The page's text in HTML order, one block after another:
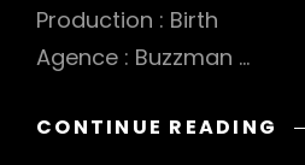
Production : Birth
Agence : Buzzman …
CONTINUE READING